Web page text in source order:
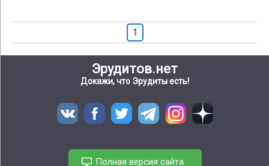
1
Эрудитов.нет
Докажи, что Эрудиты есть!
Полная версия сайта